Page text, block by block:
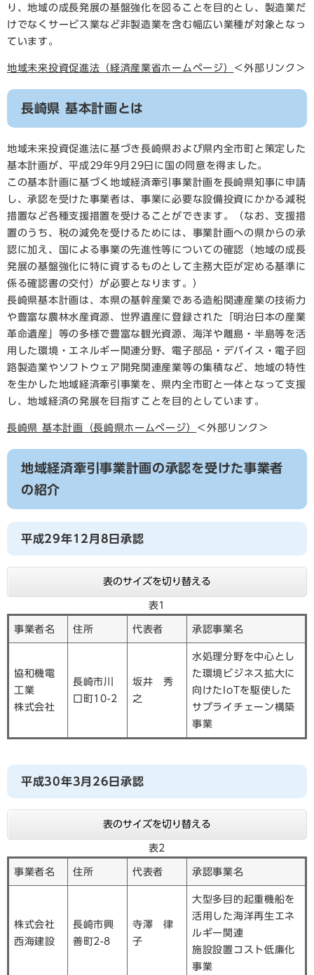
り、地域の成長発展の基盤強化を図ることを目的とし、製造業だ
けでなくサービス業など非製造業を含む幅広い業種が対象となっ
ています。
地域未来投資促進法（経済産業省ホームページ） ＜外部リンク＞
長崎県 基本計画とは
地域未来投資促進法に基づき長崎県および県内全市町と策定した
基本計画が、平成29年9月29日に国の同意を得ました。
この基本計画に基づく地域経済牽引事業計画を長崎県知事に申請
し、承認を受けた事業者は、事業に必要な設備投資にかかる減税
措置など各種支援措置を受けることができます。（なお、支援措
置のうち、税の減免を受けるためには、事業計画への県からの承
認に加え、国による事業の先進性等についての確認（地域の成長
発展の基盤強化に特に資するものとして主務大臣が定める基準に
係る確認書の交付）が必要となります。）
長崎県基本計画は、本県の基幹産業である造船関連産業の技術力
や豊富な農林水産資源、世界遺産に登録された「明治日本の産業
革命遺産」等の多様で豊富な観光資源、海洋や離島・半島等を活
用した環境・エネルギー関連分野、電子部品・デバイス・電子回
路製造業やソフトウェア開発関連産業等の集積など、地域の特性
を生かした地域経済牽引事業を、県内全市町と一体となって支援
し、地域経済の発展を目指すことを目的としています。
長崎県 基本計画（長崎県ホームページ） ＜外部リンク＞
地域経済牽引事業計画の承認を受けた事業者
の紹介
平成29年12月8日承認
表のサイズを切り替える
表1
事業者名 住所 代表者 承認事業名
協和機電
工業
株式会社
長崎市川
口町10-2
坂井 秀
之
水処理分野を中心とし
た環境ビジネス拡大に
向けたIoTを駆使した
サプライチェーン構築
事業
平成30年3月26日承認
表のサイズを切り替える
表2
事業者名 住所 代表者 承認事業名
株式会社
西海建設
長崎市興
善町2-8
寺澤 律
子
大型多目的起重機船を
活用した海洋再生エネ
ルギー関連
施設設置コスト低廉化
事業